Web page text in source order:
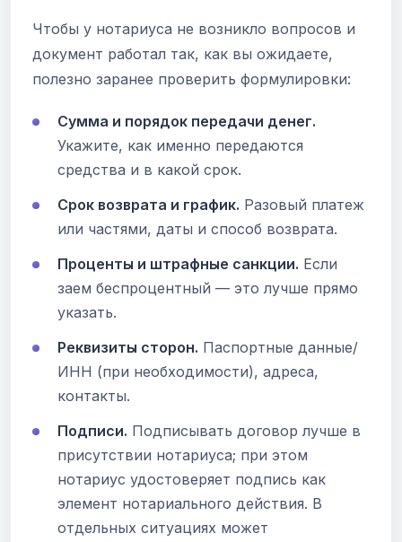
Чтобы у нотариуса не возникло вопросов и
документ работал так, как вы ожидаете,
полезно заранее проверить формулировки:
Сумма и порядок передачи денег.
Укажите, как именно передаются
средства и в какой срок.
Срок возврата и график. Разовый платеж
или частями, даты и способ возврата.
Проценты и штрафные санкции. Если
заем беспроцентный — это лучше прямо
указать.
Реквизиты сторон. Паспортные данные/
ИНН (при необходимости), адреса,
контакты.
Подписи. Подписывать договор лучше в
присутствии нотариуса; при этом
нотариус удостоверяет подпись как
элемент нотариального действия. В
отдельных ситуациях может